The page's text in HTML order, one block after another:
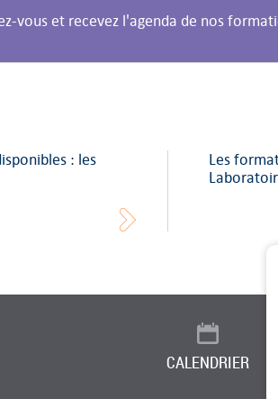
vous et recevez l'agenda de nos
: les
Les
CALENDRIER